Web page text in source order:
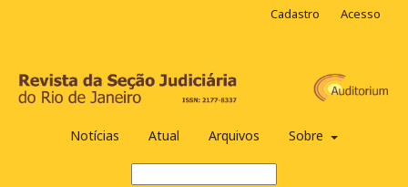
Notícias Atual Arquivos Sobre
Cadastro Acesso